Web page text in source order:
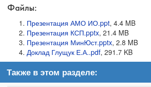
Файлы:
Презентация АМО ИО.ppt, 4.4 MB
Презентация КСП.pptx, 21.4 MB
Презентация МинЮст.pptx, 2.8 MB
Доклад Глущук Е.А..pdf, 291.7 KB
Также в этом разделе: